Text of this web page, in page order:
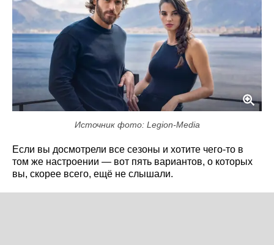
Источник фото: Legion-Media
Если вы досмотрели все сезоны и хотите чего-то в
том же настроении — вот пять вариантов, о которых
вы, скорее всего, ещё не слышали.